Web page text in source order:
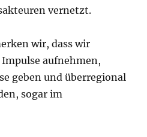
vernetzt.
wir, dass wir
aufnehmen,
geben und überregional
sogar im